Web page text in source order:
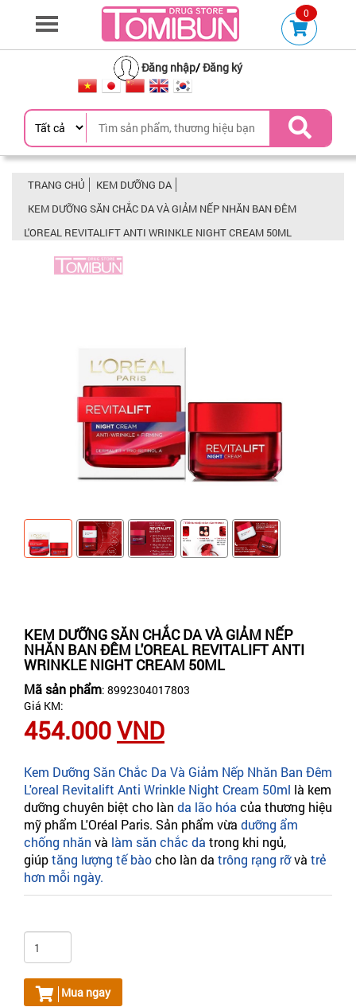
0
Đăng nhập/Đăng ký
TRANG CHỦ
KEM DƯỠNG DA
KEM DƯỠNG SĂN CHẮC DA VÀ GIẢM NẾP NHĂN BAN ĐÊM
L'OREAL REVITALIFT ANTI WRINKLE NIGHT CREAM 50ML
KEM DƯỠNG SĂN CHẮC DA VÀ GIẢM NẾP
NHĂN BAN ĐÊM L'OREAL REVITALIFT ANTI
WRINKLE NIGHT CREAM 50ML
Mã sản phẩm: 8992304017803
Giá KM:
454.000VND
Kem Dưỡng Săn Chắc Da Và Giảm Nếp Nhăn Ban Đêm
L'oreal Revitalift Anti Wrinkle Night Cream 50ml là kem
dưỡng chuyên biệt cho làn da lão hóa của thương hiệu
mỹ phẩm L'Oréal Paris. Sản phẩm vừa dưỡng ẩm
chống nhăn và làm săn chắc da trong khi ngủ,
giúptăng lượng tế bàocho làn da trông rạng rỡvà trẻ
hơn mỗi ngày.
Mua ngay